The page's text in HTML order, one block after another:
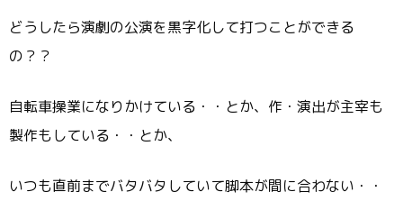
どうしたら演劇の公演を黒字化して打つことができる
の？？
自転車操業になりかけている・・とか、作・演出が主宰も
製作もしている・・とか、
いつも直前までバタバタしていて脚本が間に合わない・・